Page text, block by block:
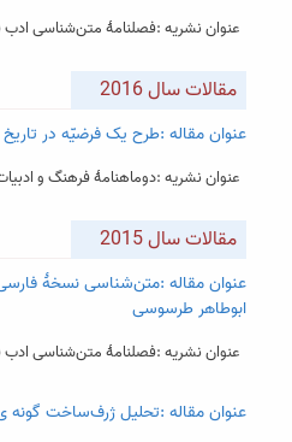
عنوان نشریه :فصلنامۀ متن‌شناسی ادب
مقالات سال 2016
عنوان مقاله :طرح یک فرضیّه در
عنوان نشریه :دوماهنامۀ فرهنگ و
مقالات سال 2015
عنوان مقاله :متن‌شناسی نسخۀ
ابوطاهر طرسوسی
عنوان نشریه :فصلنامۀ متن‌شناسی ادب
عنوان مقاله :تحلیل ژرف‌ساخت